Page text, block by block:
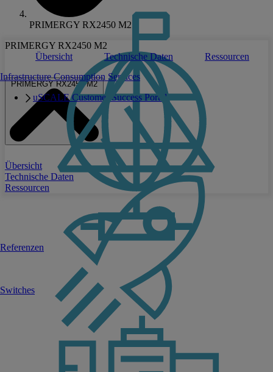
Switches
Infrastructure Consumption Services
uSCALE Customer Success Portal
Referenzen
PRIMERGY RX2450 M2
PRIMERGY RX2450 M2
Übersicht
Technische Daten Ressourcen
PRIMERGY RX2450 M2
Übersicht
Technische Daten
Ressourcen